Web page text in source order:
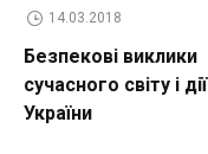
14.03.2018
Безпекові виклики
сучасного світу і дії
України